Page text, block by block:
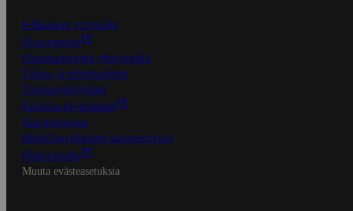
S-Business yrityksille
Oiva-raportit
Osuuskauppojen yhteystiedot
Tilaus- ja toimitusehdot
Tietosuojakäytäntö
Palvelun käyttöehdot
Saavutettavuus
Mobiilisovelluksen saavutettavuus
Mainostajalle
Muuta evästeasetuksia